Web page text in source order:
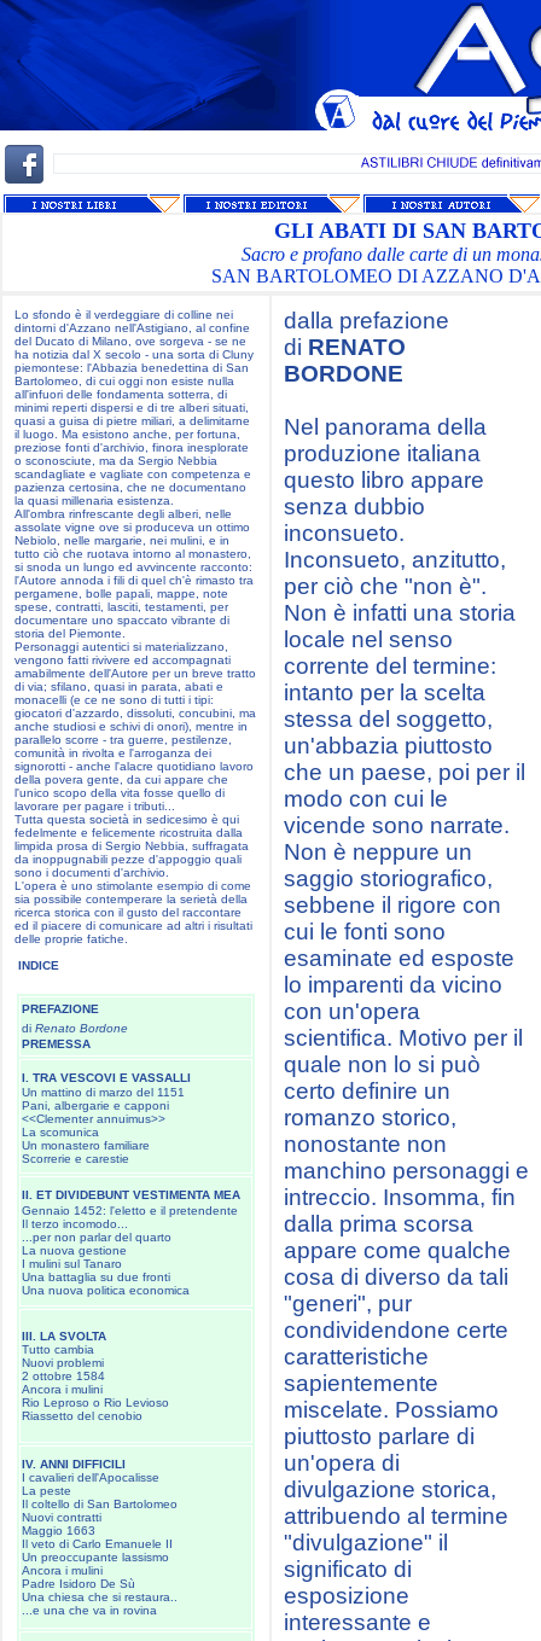
GLI ABATI DI SAN
Sacro e profano dalle carte di un
SAN BARTOLOMEO DI AZZANO
Lo sfondo è il verdeggiare di colline nei
dintorni d'Azzano nell'Astigiano, al confine
del Ducato di Milano, ove sorgeva - se ne
ha notizia dal X secolo - una sorta di Cluny
piemontese: l'Abbazia benedettina di San
Bartolomeo, di cui oggi non esiste nulla
all'infuori delle fondamenta sotterra, di
minimi reperti dispersi e di tre alberi situati,
quasi a guisa di pietre miliari, a delimitarne
il luogo. Ma esistono anche, per fortuna,
preziose fonti d'archivio, finora inesplorate
o sconosciute, ma da Sergio Nebbia
scandagliate e vagliate con competenza e
pazienza certosina, che ne documentano
la quasi millenaria esistenza.
All'ombra rinfrescante degli alberi, nelle
assolate vigne ove si produceva un ottimo
Nebiolo, nelle margarie, nei mulini, e in
tutto ciò che ruotava intorno al monastero,
si snoda un lungo ed avvincente racconto:
l'Autore annoda i fili di quel ch'è rimasto tra
pergamene, bolle papali, mappe, note
spese, contratti, lasciti, testamenti, per
documentare uno spaccato vibrante di
storia del Piemonte.
Personaggi autentici si materializzano,
vengono fatti rivivere ed accompagnati
amabilmente dell'Autore per un breve tratto
di via; sfilano, quasi in parata, abati e
monacelli (e ce ne sono di tutti i tipi:
giocatori d'azzardo, dissoluti, concubini, ma
anche studiosi e schivi di onori), mentre in
parallelo scorre - tra guerre, pestilenze,
comunità in rivolta e l'arroganza dei
signorotti - anche l'alacre quotidiano lavoro
della povera gente, da cui appare che
l'unico scopo della vita fosse quello di
lavorare per pagare i tributi...
Tutta questa società in sedicesimo è qui
fedelmente e felicemente ricostruita dalla
limpida prosa di Sergio Nebbia, suffragata
da inoppugnabili pezze d'appoggio quali
sono i documenti d'archivio.
L'opera è uno stimolante esempio di come
sia possibile contemperare la serietà della
ricerca storica con il gusto del raccontare
ed il piacere di comunicare ad altri i risultati
delle proprie fatiche.
INDICE
PREFAZIONE
di Renato Bordone
PREMESSA
I. TRA VESCOVI E VASSALLI
Un mattino di marzo del 1151
Pani, albergarie e capponi
<<Clementer annuimus>>
La scomunica
Un monastero familiare
Scorrerie e carestie
II. ET DIVIDEBUNT VESTIMENTA MEA
Gennaio 1452: l'eletto e il pretendente
Il terzo incomodo...
...per non parlar del quarto
La nuova gestione
I mulini sul Tanaro
Una battaglia su due fronti
Una nuova politica economica
III. LA SVOLTA
Tutto cambia
Nuovi problemi
2 ottobre 1584
Ancora i mulini
Rio Leproso o Rio Levioso
Riassetto del cenobio
IV. ANNI DIFFICILI
I cavalieri dell'Apocalisse
La peste
Il coltello di San Bartolomeo
Nuovi contratti
Maggio 1663
Il veto di Carlo Emanuele II
Un preoccupante lassismo
Ancora i mulini
Padre Isidoro De Sù
Una chiesa che si restaura..
...e una che va in rovina
dalla prefazione
di RENATO
BORDONE
Nel panorama della
produzione italiana
questo libro appare
senza dubbio
inconsueto.
Inconsueto, anzitutto,
per ciò che "non è".
Non è infatti una storia
locale nel senso
corrente del termine:
intanto per la scelta
stessa del soggetto,
un'abbazia piuttosto
che un paese, poi per il
modo con cui le
vicende sono narrate.
Non è neppure un
saggio storiografico,
sebbene il rigore con
cui le fonti sono
esaminate ed esposte
lo imparenti da vicino
con un'opera
scientifica. Motivo per il
quale non lo si può
certo definire un
romanzo storico,
nonostante non
manchino personaggi e
intreccio. Insomma, fin
dalla prima scorsa
appare come qualche
cosa di diverso da tali
"generi", pur
condividendone certe
caratteristiche
sapientemente
miscelate. Possiamo
piuttosto parlare di
un'opera di
divulgazione storica,
attribuendo al termine
"divulgazione" il
significato di
esposizione
interessante e